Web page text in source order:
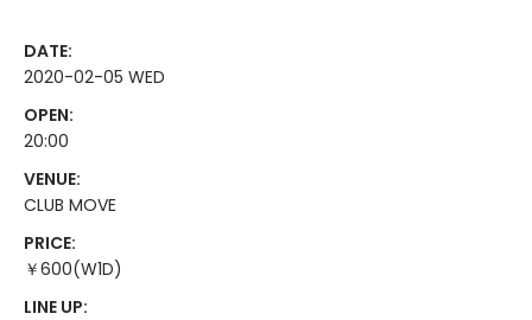
DATE:
2020-02-05 WED
OPEN:
20:00
VENUE:
CLUB MOVE
PRICE:
￥600(W1D)
LINE UP: